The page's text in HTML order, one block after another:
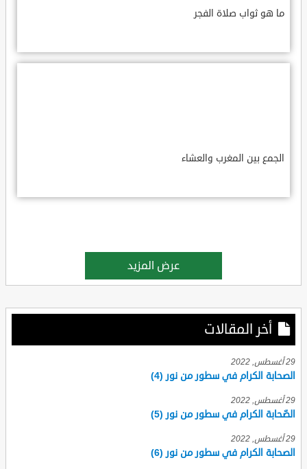
ما هو ثواب صلاة الفجر
الجمع بين المغرب والعشاء
عرض المزيد
أخر المقالات
29 أغسطس, 2022
الصحابة الكرام في سطور من نور (4)
29 أغسطس, 2022
الصّحابة الكرام في سطور من نور (5)
29 أغسطس, 2022
الصحابة الكرام في سطور من نور (6)